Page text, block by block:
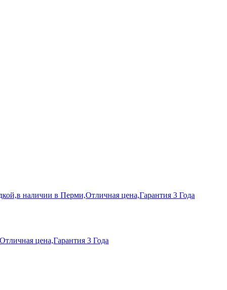
наличии в Перми,Отличная цена,Гарантия 3 Года
цена,Гарантия 3 Года